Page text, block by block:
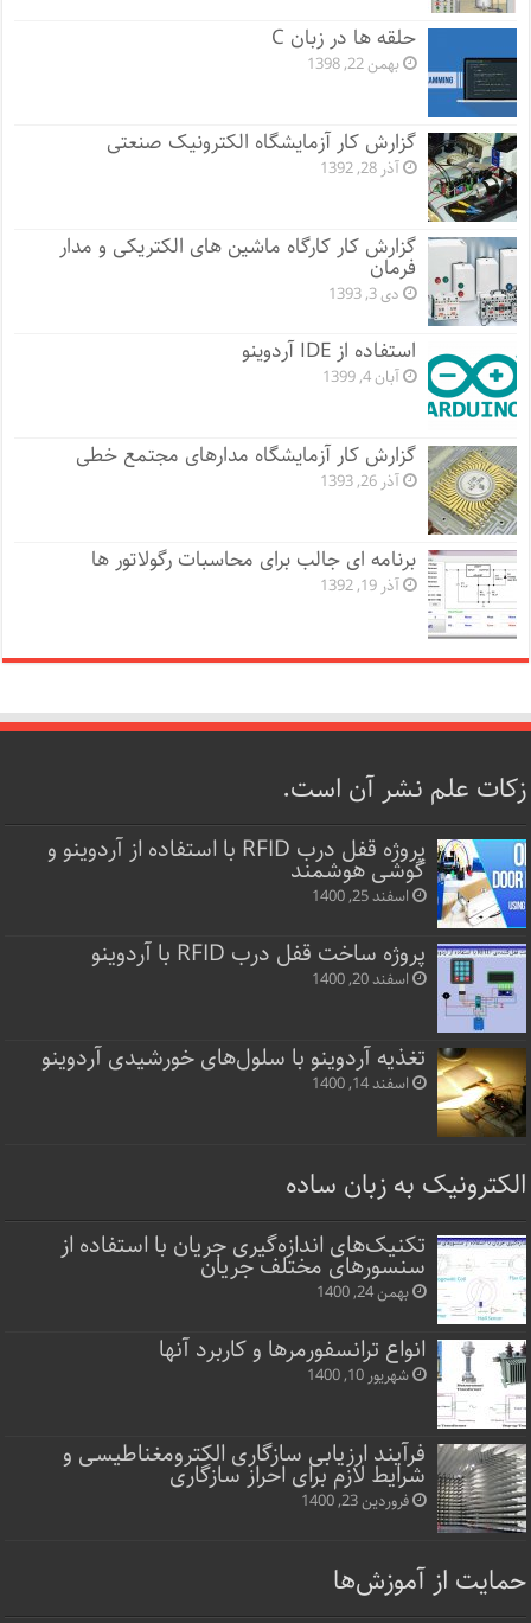
حلقه ها در زبان C
بهمن 22, 1398
گزارش کار آزمایشگاه الکترونیک صنعتی
آذر 28, 1392
گزارش کار کارگاه ماشین های الکتریکی و مدار
فرمان
دی 3, 1393
استفاده از IDE آردوینو
آبان 4, 1399
گزارش کار آزمایشگاه مدارهای مجتمع خطی
آذر 26, 1393
برنامه ای جالب برای محاسبات رگولاتور ها
آذر 19, 1392
زکات علم نشر آن است.
پروژه قفل‌ درب RFID با استفاده از آردوینو و
گوشی هوشمند
اسفند 25, 1400
پروژه ساخت قفل‌ درب RFID با آردوینو
اسفند 20, 1400
تغذیه آردوینو با سلول‌های خورشیدی آردوینو
اسفند 14, 1400
الکترونیک به زبان ساده
تکنیک‌های اندازه‌گیری جریان با استفاده از
سنسورهای مختلف جریان
بهمن 24, 1400
انواع ترانسفورمرها و کاربرد آنها
شهریور 10, 1400
فرآیند ارزیابی سازگاری الکترومغناطیسی و
شرایط لازم برای احراز سازگاری
فروردین 23, 1400
حمایت از آموزش‌ها